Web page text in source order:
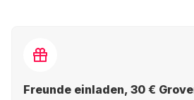
Freunde einladen, 30 €